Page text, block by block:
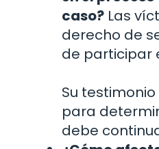
caso? Las
derecho de
de participar
Su
para
debe